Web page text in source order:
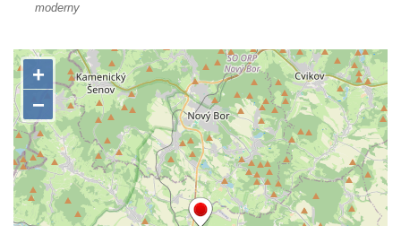
Rozhledna Tanečnice
Rozhledna Weifberg
Rozhledna Krásno (Schönfeld)
Rozhledna Na Stráži (Sloup v Čechách)
Rozhledna Diana v Karlových Varech
Rozhledna Vlčí hora
Rozhledna Slovanka
moderny